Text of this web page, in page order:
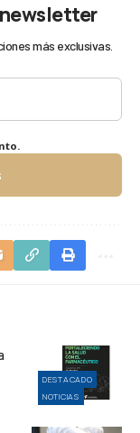
más exclusivas.
DESTACADO
NOTICIAS